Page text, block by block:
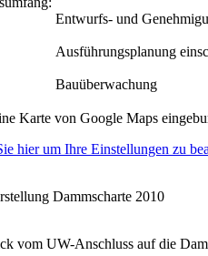
Entwurfs- und
Ausführungsplanung
Bauüberwachung
Karte von Google Maps
hier um Ihre Einstellungen zu
Dammscharte 2010
vom UW-Anschluss auf die